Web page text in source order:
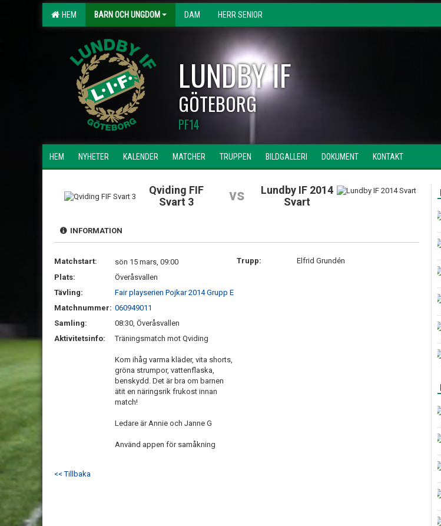
HEM BARN OCH UNGDOM DAM HERR SENIOR
LUNDBY IF
GÖTEBORG
PF14
HEM NYHETER KALENDER MATCHER TRUPPEN BILDGALLERI DOKUMENT KONTAKT
Qviding FIF
Svart 3
vs
Lundby IF 2014
Svart
INFORMATION
Matchstart:
sön 15 mars, 09:00
Plats:
Överåsvallen
Tävling:
Fair playserien Pojkar 2014 Grupp E
Matchnummer: 060949011
Samling:
08:30, Överåsvallen
Aktivitetsinfo:
Träningsmatch mot Qviding
Kom ihåg varma kläder, vita shorts,
gröna strumpor, vattenflaska,
benskydd. Det är bra om barnen
ätit en näringsrik frukost innan
match!
Ledare är Annie och Janne G
Använd appen för samåkning
Trupp: Elfrid Grundén
<< Tillbaka